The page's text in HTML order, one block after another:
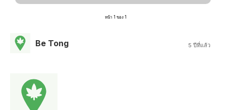
หน้า 1 ของ 1
Be Tong 5 ปีที่แล้ว